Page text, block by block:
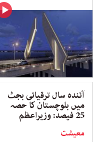
آئندہ سال ترقیاتی بجٹ
میں بلوچستان کا حصہ
25 فیصد: وزیراعظم
معیشت